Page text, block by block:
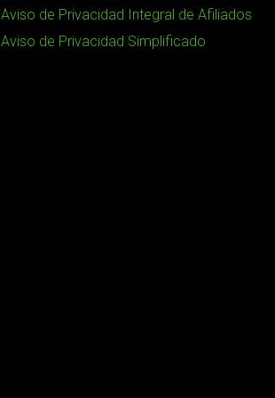
Aviso de Privacidad Integral de Afiliados
Aviso de Privacidad Simplificado